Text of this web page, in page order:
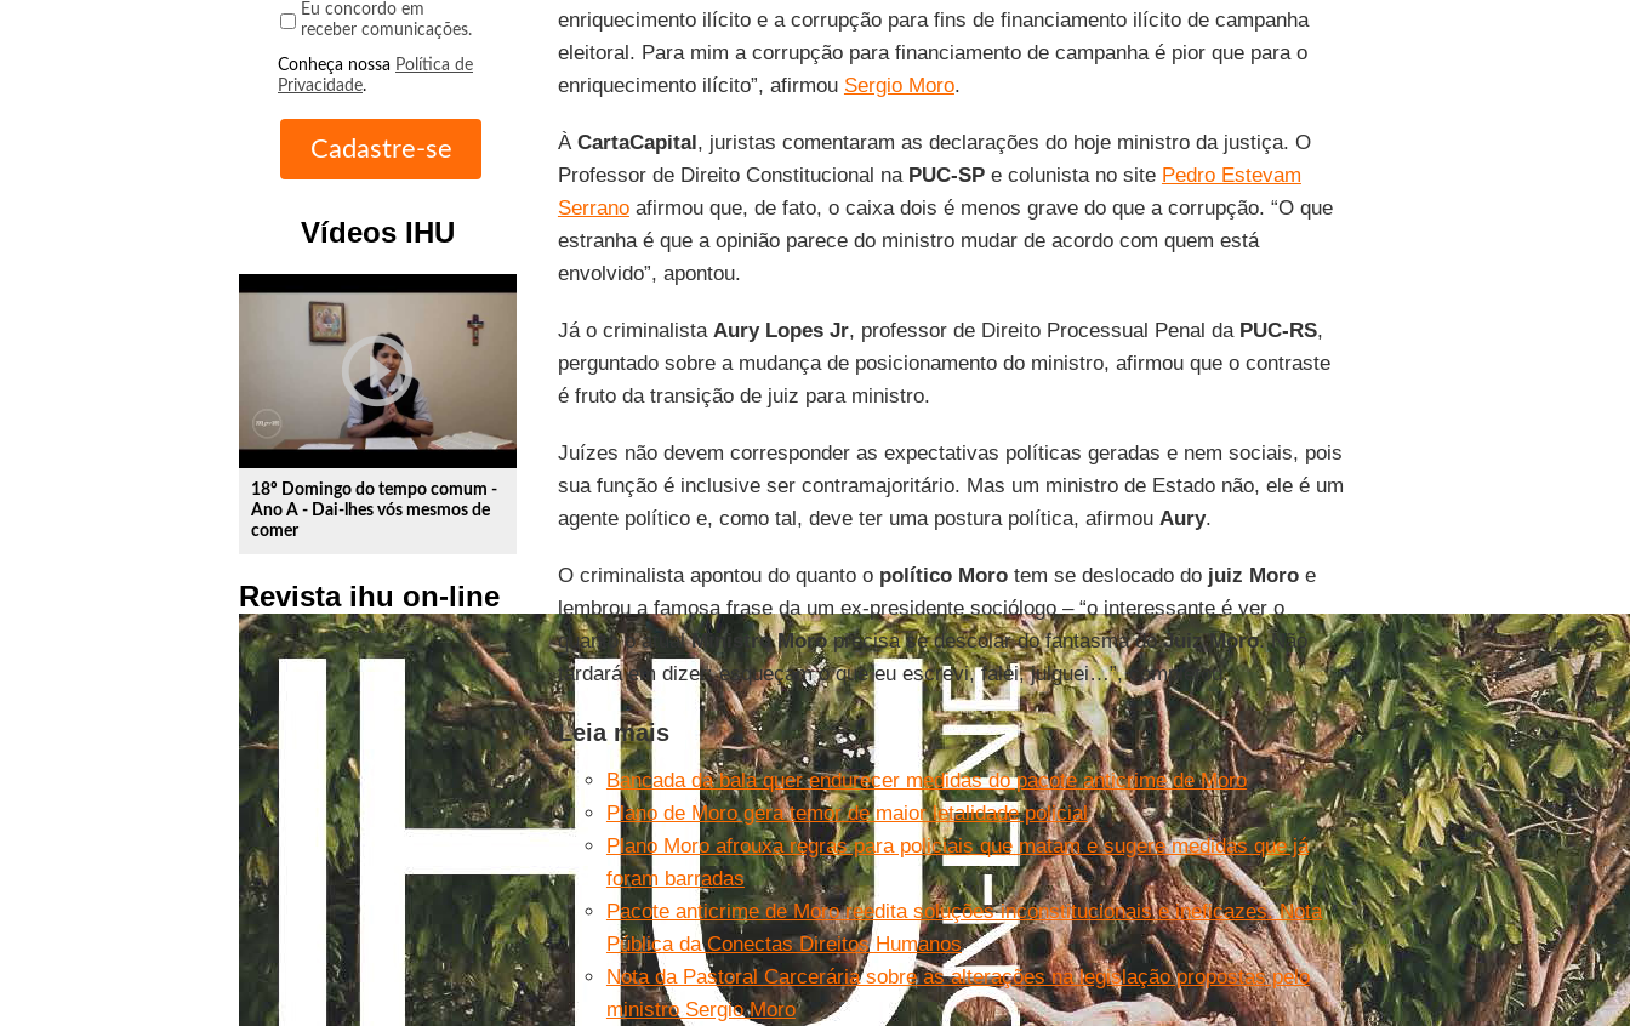
Eu concordo em
receber comunicações.
Conheça nossa Política de
Privacidade.
Vídeos IHU
play_circle_outline
18º Domingo do tempo comum -
Ano A - Dai-lhes vós mesmos de
comer
Revista ihu on-line
enriquecimento ilícito e a corrupção para fins de financiamento ilícito de campanha
eleitoral. Para mim a corrupção para financiamento de campanha é pior que para o
enriquecimento ilícito”, afirmou Sergio Moro.
À CartaCapital, juristas comentaram as declarações do hoje ministro da justiça. O
Professor de Direito Constitucional na PUC-SPe colunista no site Pedro Estevam
Serranoafirmou que, de fato, o caixa dois é menos grave do que a corrupção. “O que
estranha é que a opinião parece do ministro mudar de acordo com quem está
envolvido”, apontou.
Já o criminalista Aury Lopes Jr, professor de Direito Processual Penal da PUC-RS,
perguntado sobre a mudança de posicionamento do ministro, afirmou que o contraste
é fruto da transição de juiz para ministro.
Juízes não devem corresponder as expectativas políticas geradas e nem sociais, pois
sua função é inclusive ser contramajoritário. Mas um ministro de Estado não, ele é um
agente político e, como tal, deve ter uma postura política, afirmou Aury.
O criminalista apontou do quanto o político Morotem se deslocado do juiz Moroe
lembrou a famosa frase da um ex-presidente sociólogo – “o interessante é ver o
quanto o atualMinistro Moroprecisa se descolar do fantasma doJuiz Moro. Não
tardará em dizer: esqueçam o que eu escrevi, falei, julguei…”, completou.
Leia mais
Bancada da bala quer endurecer medidas do pacote anticrime de Moro
Plano de Moro gera temor de maior letalidade policial
Plano Moro afrouxa regras para policiais que matam e sugere medidas que já
foram barradas
Pacote anticrime de Moro reedita soluções inconstitucionais e ineficazes. Nota
Pública da Conectas Direitos Humanos
Nota da Pastoral Carcerária sobre as alterações na legislação propostas pelo
ministro Sergio Moro